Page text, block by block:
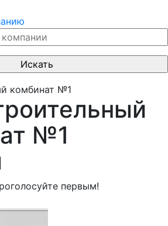
комбинат №1
№1
первым!